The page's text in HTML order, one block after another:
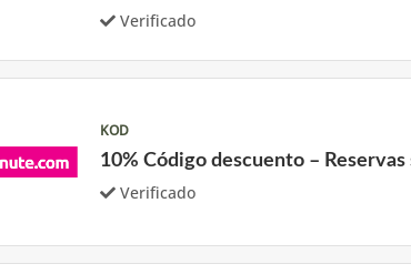
Verificado
KOD
10% Código descuento –
Verificado